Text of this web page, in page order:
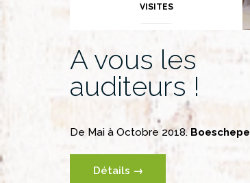
VISITES
A vous les
auditeurs !
De Mai à Octobre 2018.Boeschepe
Détails →